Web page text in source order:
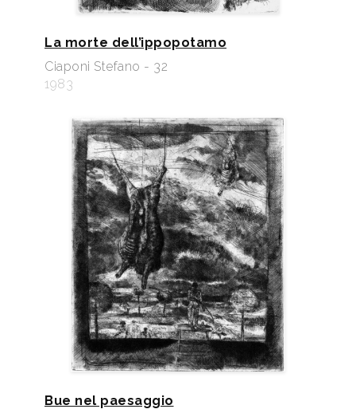
La morte dell’ippopotamo
Ciaponi Stefano - 32
1983
Bue nel paesaggio